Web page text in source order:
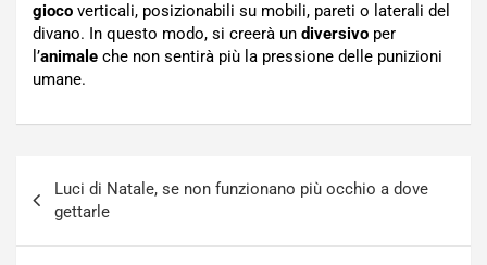
gioco verticali, posizionabili su mobili, pareti o laterali del
divano. In questo modo, si creerà un diversivo per
l’animale che non sentirà più la pressione delle punizioni
umane.
articoli
Luci di Natale, se non funzionano più occhio a dove
gettarle